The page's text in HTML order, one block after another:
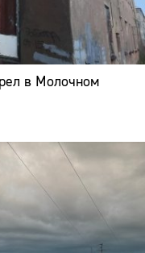
в Молочном